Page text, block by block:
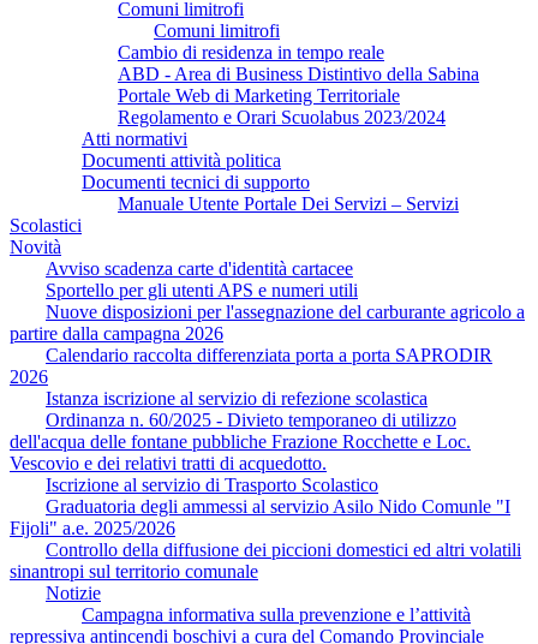
Comuni limitrofi
Comuni limitrofi
Cambio di residenza in tempo reale
ABD - Area di Business Distintivo della Sabina
Portale Web di Marketing Territoriale
Regolamento e Orari Scuolabus 2023/2024
Atti normativi
Documenti attività politica
Documenti tecnici di supporto
Manuale Utente Portale Dei Servizi – Servizi
Scolastici
Novità
Avviso scadenza carte d'identità cartacee
Sportello per gli utenti APS e numeri utili
Nuove disposizioni per l'assegnazione del carburante agricolo a
partire dalla campagna 2026
Calendario raccolta differenziata porta a porta SAPRODIR
2026
Istanza iscrizione al servizio di refezione scolastica
Ordinanza n. 60/2025 - Divieto temporaneo di utilizzo
dell'acqua delle fontane pubbliche Frazione Rocchette e Loc.
Vescovio e dei relativi tratti di acquedotto.
Iscrizione al servizio di Trasporto Scolastico
Graduatoria degli ammessi al servizio Asilo Nido Comunle "I
Fijoli" a.e. 2025/2026
Controllo della diffusione dei piccioni domestici ed altri volatili
sinantropi sul territorio comunale
Notizie
Campagna informativa sulla prevenzione e l’attività
repressiva antincendi boschivi a cura del Comando Provinciale